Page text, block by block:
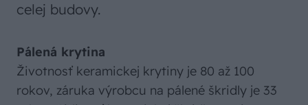
celej budovy.
Pálená krytina
Životnosť keramickej krytiny je 80 až 100
rokov, záruka výrobcu na pálené škridly je 33